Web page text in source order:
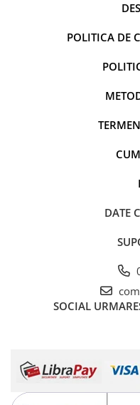
POLITICA DE
DATE
SOCIAL